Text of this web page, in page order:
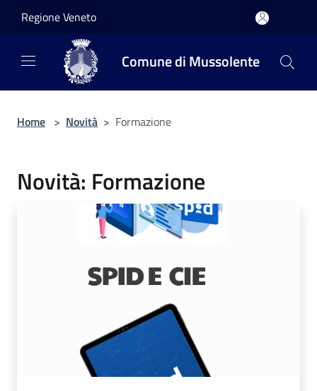
Regione Veneto
Comune di Mussolente
Home > Novità > Formazione
Novità: Formazione